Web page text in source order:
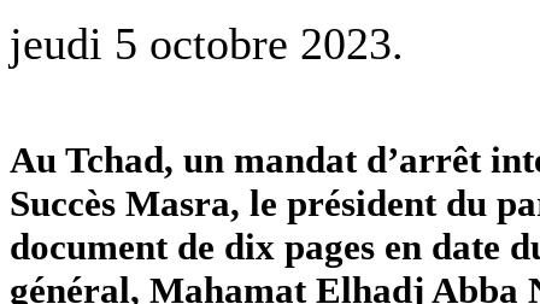
jeudi 5 octobre 2023.
Au Tchad, un mandat d’arrêt
Succès Masra, le président du
document de dix pages en date
général, Mahamat Elhadj Abba